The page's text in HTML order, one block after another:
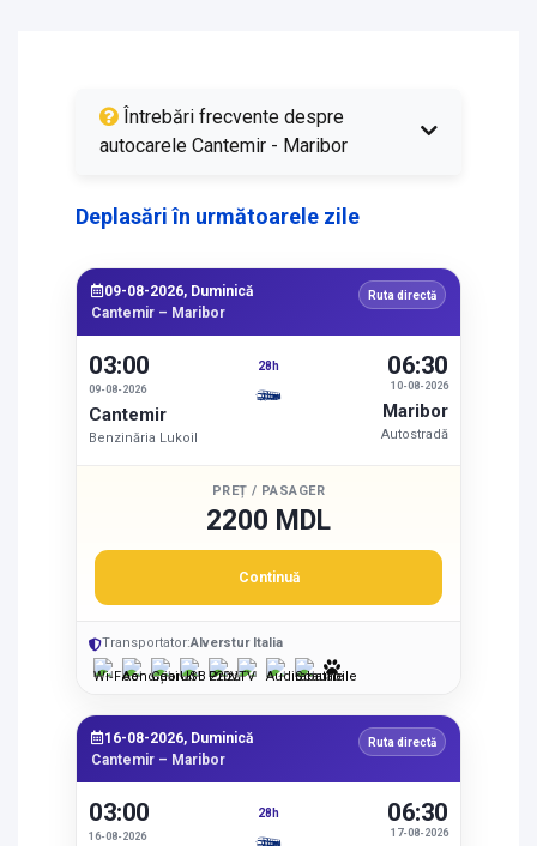
Întrebări frecvente despre
autocarele Cantemir - Maribor
Deplasări în următoarele zile
09-08-2026, Duminică
Cantemir – Maribor
Ruta directă
03:00
09-08-2026
Cantemir
Benzinăria Lukoil
28h
10-08-2026
06:30
Maribor
Autostradă
PREȚ / PASAGER
2200 MDL
Continuă
Transportator:Alverstur Italia
16-08-2026, Duminică
Cantemir – Maribor
Ruta directă
03:00
16-08-2026
28h
17-08-2026
06:30